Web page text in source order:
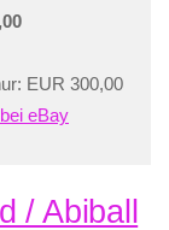
EUR 300,00
eBay
/ Abiball